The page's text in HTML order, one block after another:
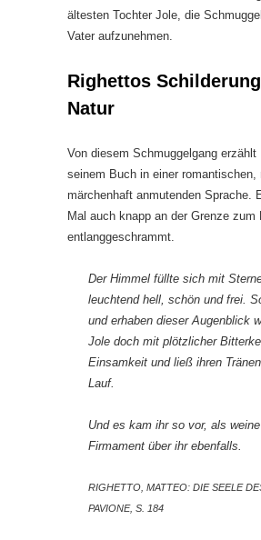
ältesten Tochter Jole, die
Vater aufzunehmen.
Righettos
Natur
Von diesem Schmuggelgang erzählt
seinem Buch in einer
märchenhaft anmutenden Sprache.
Mal auch knapp an der Grenze zum
entlanggeschrammt.
Der Himmel füllte sich mit
leuchtend hell, schön und frei.
und erhaben dieser Augenblick
Jole doch mit plötzlicher
Einsamkeit und ließ ihren
Lauf.
Und es kam ihr so vor, als
Firmament über ihr ebenfalls.
RIGHETTO, MATTEO: DIE SEELE
PAVIONE, S. 184